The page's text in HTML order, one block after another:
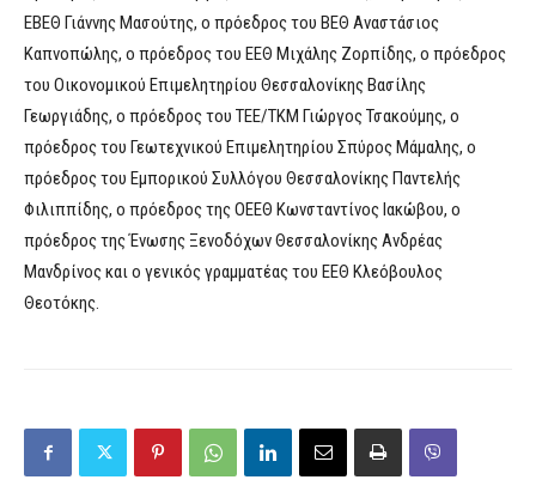
ΕΒΕΘ Γιάννης Μασούτης, ο πρόεδρος του ΒΕΘ Αναστάσιος
Καπνοπώλης, ο πρόεδρος του ΕΕΘ Μιχάλης Ζορπίδης, ο πρόεδρος
του Οικονομικού Επιμελητηρίου Θεσσαλονίκης Βασίλης
Γεωργιάδης, ο πρόεδρος του ΤΕΕ/ΤΚΜ Γιώργος Τσακούμης, ο
πρόεδρος του Γεωτεχνικού Επιμελητηρίου Σπύρος Μάμαλης, ο
πρόεδρος του Εμπορικού Συλλόγου Θεσσαλονίκης Παντελής
Φιλιππίδης, ο πρόεδρος της ΟΕΕΘ Κωνσταντίνος Ιακώβου, ο
πρόεδρος της Ένωσης Ξενοδόχων Θεσσαλονίκης Ανδρέας
Μανδρίνος και ο γενικός γραμματέας του ΕΕΘ Κλεόβουλος
Θεοτόκης.